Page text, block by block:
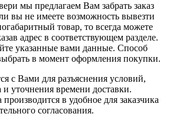
мы предлагаем Вам забрать заказ
вы не имеете возможность вывезти
товар, то всегда можете
адрес в соответствующем разделе.
указанные вами данные. Способ
в момент оформления покупки.
с Вами для разъяснения условий,
и уточнения времени доставки.
производится в удобное для заказчика
согласования.